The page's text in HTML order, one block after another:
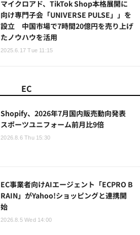
マイクロアド、TikTok Shop本格展開に
向け専門子会「UNIVERSE PULSE」」を
設立 中国市場で7時間20億円を売り上げ
たノウハウを活用
2025.6.17 Tue 11:15
EC
Shopify、2026年7月国内販売動向発表
スポーツユニフォーム前月比9倍
2026.8.6 Thu 15:30
EC事業者向けAIエージェント「ECPRO B
RAIN」がYahoo!ショッピングと連携開
始
2026.8.5 Wed 14:00